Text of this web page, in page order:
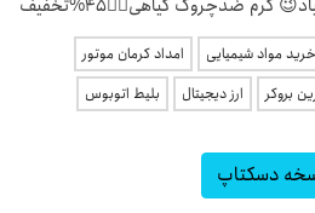
خرید مواد شیمیایی
امداد کرمان موتور
بروکر ارز دیجیتال بلیط اتوبوس
دسکتاپ